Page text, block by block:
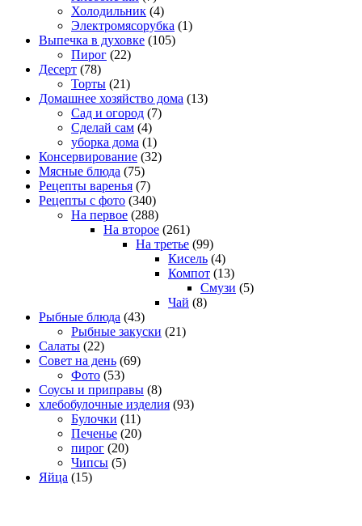
Холодильник (4)
Электромясорубка (1)
Выпечка в духовке (105)
Пирог (22)
Десерт (78)
Торты (21)
Домашнее хозяйство дома (13)
Сад и огород (7)
Сделай сам (4)
уборка дома (1)
Консервирование (32)
Мясные блюда (75)
Рецепты варенья (7)
Рецепты с фото (340)
На первое (288)
На второе (261)
На третье (99)
Кисель (4)
Компот (13)
Смузи (5)
Чай (8)
Рыбные блюда (43)
Рыбные закуски (21)
Салаты (22)
Совет на день (69)
Фото (53)
Соусы и приправы (8)
хлебобулочные изделия (93)
Булочки (11)
Печенье (20)
пирог (20)
Чипсы (5)
Яйца (15)